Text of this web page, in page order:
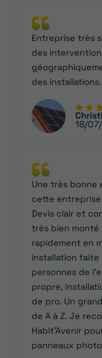
Entreprise très
des
des installations.
18/
Une très bonne
cette
Devis clair et
très bien monté
rapidement en
installation faite
personnes de
propre,
de pro. Un
de A à Z. Je
Habit’Avenir
panneaux